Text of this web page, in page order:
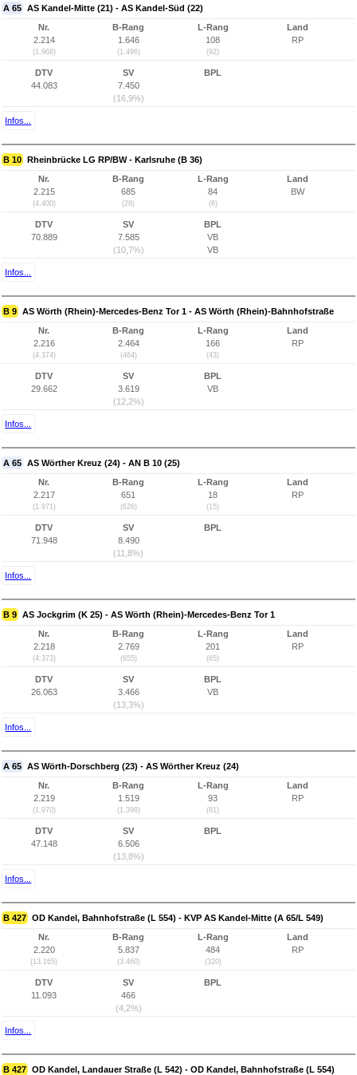
A 65 AS Kandel-Mitte (21) - AS Kandel-Süd (22)
Nr.
2.214
(1.968)
B-Rang
1.646
(1.496)
L-Rang
108
(92)
Land
RP
DTV
44.083
SV
7.450
(16,9%)
BPL
Infos...
B 10 Rheinbrücke LG RP/BW - Karlsruhe (B 36)
Nr.
2.215
(4.400)
B-Rang
685
(28)
L-Rang
84
(6)
Land
BW
DTV
70.889
SV
7.585
(10,7%)
BPL
VB
VB
Infos...
B 9 AS Wörth (Rhein)-Mercedes-Benz Tor 1 - AS Wörth (Rhein)-Bahnhofstraße
Nr.
2.216
(4.374)
B-Rang
2.464
(464)
L-Rang
166
(43)
Land
RP
DTV
29.662
SV
3.619
(12,2%)
BPL
VB
Infos...
A 65 AS Wörther Kreuz (24) - AN B 10 (25)
Nr.
2.217
(1.971)
B-Rang
651
(626)
L-Rang
18
(15)
Land
RP
DTV
71.948
SV
8.490
(11,8%)
BPL
Infos...
B 9 AS Jockgrim (K 25) - AS Wörth (Rhein)-Mercedes-Benz Tor 1
Nr.
2.218
(4.373)
B-Rang
2.769
(655)
L-Rang
201
(65)
Land
RP
DTV
26.063
SV
3.466
(13,3%)
BPL
VB
Infos...
A 65 AS Wörth-Dorschberg (23) - AS Wörther Kreuz (24)
Nr.
2.219
(1.970)
B-Rang
1.519
(1.398)
L-Rang
93
(81)
Land
RP
DTV
47.148
SV
6.506
(13,8%)
BPL
Infos...
B 427 OD Kandel, Bahnhofstraße (L 554) - KVP AS Kandel-Mitte (A 65/L 549)
Nr.
2.220
(13.165)
B-Rang
5.837
(3.460)
L-Rang
484
(320)
Land
RP
DTV
11.093
SV
466
(4,2%)
BPL
Infos...
B 427 OD Kandel, Landauer Straße (L 542) - OD Kandel, Bahnhofstraße (L 554)